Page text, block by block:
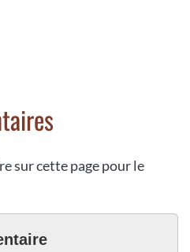
sur cette page pour le